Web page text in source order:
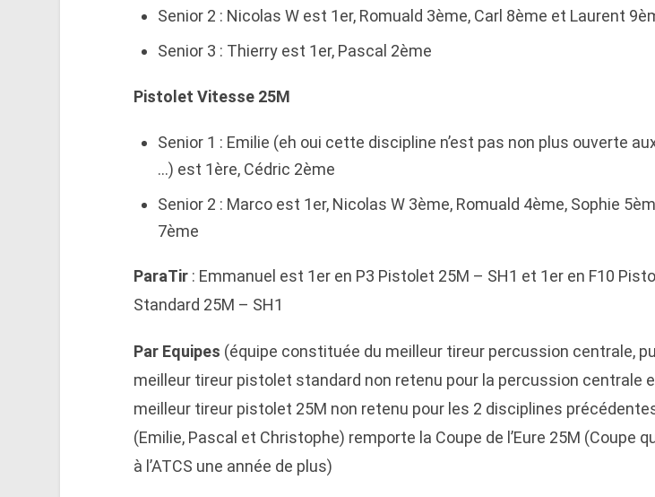
Senior 2 : Nicolas W est 1er, Romuald 3ème, Carl 8ème et Laurent
Senior 3 : Thierry est 1er, Pascal 2ème
Pistolet Vitesse 25M
Senior 1 : Emilie (eh oui cette discipline n’est pas non plus ouverte
…) est 1ère, Cédric 2ème
Senior 2 : Marco est 1er, Nicolas W 3ème, Romuald 4ème, Sophie
7ème
ParaTir: Emmanuel est 1er en P3 Pistolet 25M – SH1 et 1er en F10
Standard 25M – SH1
Par Equipes (équipe constituée du meilleur tireur percussion centrale,
meilleur tireur pistolet standard non retenu pour la percussion centrale
meilleur tireur pistolet 25M non retenu pour les 2 disciplines
(Emilie, Pascal et Christophe) remporte la Coupe de l’Eure 25M (Coupe
à l’ATCS une année de plus)